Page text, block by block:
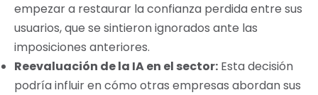
empezar a restaurar la confianza perdida entre sus
usuarios, que se sintieron ignorados ante las
imposiciones anteriores.
Reevaluación de la IA en el sector: Esta decisión
podría influir en cómo otras empresas abordan sus